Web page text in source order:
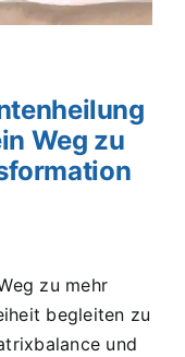
Weg zu
zu mehr
begleiten zu
und